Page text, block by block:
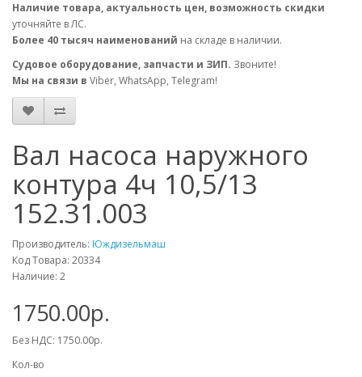
Наличие товара, актуальность цен, возможность скидки
уточняйте в ЛС.
Более 40 тысяч наименований на складе в наличии.
Судовое оборудование, запчасти и ЗИП. Звоните!
Мы на связи в Viber, WhatsApp, Telegram!
Вал насоса наружного
контура 4ч 10,5/13
152.31.003
Производитель: Юждизельмаш
Код Товара: 20334
Наличие: 2
1750.00р.
Без НДС: 1750.00р.
Кол-во